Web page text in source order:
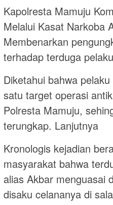
Kapolresta Mamuju
Melalui Kasat Narkoba
Membenarkan
terhadap terduga
Diketahui bahwa
satu target operasi
Polresta Mamuju,
terungkap. Lanjutnya
Kronologis kejadian
masyarakat bahwa
alias Akbar menguasai
disaku celananya di